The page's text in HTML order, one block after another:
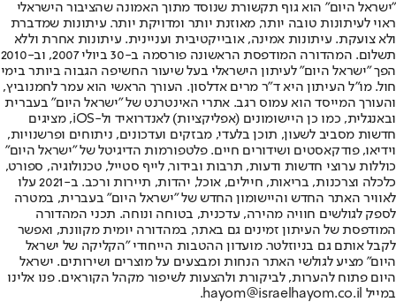
"ישראל היום" הוא גוף תקשורת שנוסד מתוך האמונה שהציבור הישראלי
ראוי לעיתונות טובה יותר, מאוזנת יותר ומדויקת יותר. עיתונות שמדברת
ולא צועקת. עיתונות אמינה, אובייקטיבית ועניינית. עיתונות אחרת וללא
תשלום. המהדורה המודפסת הראשונה פורסמה ב-30 ביולי 2007, וב-2010
הפך "ישראל היום" לעיתון הישראלי בעל שיעור החשיפה הגבוה ביותר בימי
חול. מו"ל העיתון היא ד"ר מרים אדלסון. העורך הראשי הוא עמר לחמנוביץ,
והעורך המייסד הוא עמוס רגב. אתרי האינטרנט של "ישראל היום" בעברית
ובאנגלית, כמו כן היישומונים (אפליקציות) לאנדרואיד ול-iOS, מציגים
חדשות מסביב לשעון, תוכן בלעדי, מבזקים ועדכונים, ניתוחים ופרשנויות,
וידיאו, פודקאסטים ושידורים חיים. פלטפורמות הדיגיטל של "ישראל היום"
כוללות ערוצי חדשות ודעות, תרבות ובידור, לייף סטייל, טכנולוגיה, ספורט,
כלכלה וצרכנות, בריאות, חיילים, אוכל, יהדות, תיירות ורכב. ב-2021 עלו
לאוויר האתר החדש והיישומון החדש של "ישראל היום" בעברית, במטרה
לספק לגולשים חוויה מהירה, עדכנית, בטוחה ונוחה. תכני המהדורה
המודפסת של העיתון זמינים גם באתר, במהדורה יומית מקוונת, ואפשר
לקבל אותם גם בניוזלטר. מועדון ההטבות הייחודי "הקליקה של ישראל
היום" מציע לגולשי האתר הנחות ומבצעים על מוצרים ושירותים. ישראל
היום פתוח להערות, לביקורת ולהצעות לשיפור מקהל הקוראים. פנו אלינו
במייל hayom@israelhayom.co.il.